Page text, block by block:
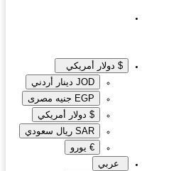
$ دولار أمريكي
JOD دينار أردني
EGP جنيه مصرى‎
$ دولار أمريكي
SAR ريال سعودي
€ يورو
عربي